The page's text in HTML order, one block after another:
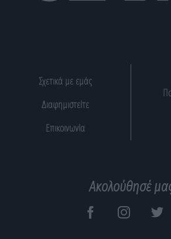
Σχετικά με εμάς
Διαφημιστείτε
Επικοινωνία
Ακολούθησέ